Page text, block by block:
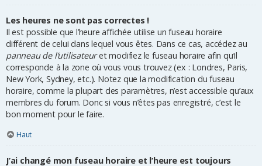
Les heures ne sont pas correctes !
Il est possible que l’heure affichée utilise un fuseau horaire
différent de celui dans lequel vous êtes. Dans ce cas, accédez au
panneau de l’utilisateuret modifiez le fuseau horaire afin qu’il
corresponde à la zone où vous vous trouvez (ex : Londres, Paris,
New York, Sydney, etc.). Notez que la modification du fuseau
horaire, comme la plupart des paramètres, n’est accessible qu’aux
membres du forum. Donc si vous n’êtes pas enregistré, c’est le
bon moment pour le faire.
Haut
J’ai changé mon fuseau horaire et l’heure est toujours